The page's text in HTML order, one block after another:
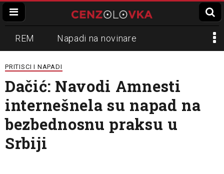
REM Napadi na novinare
Zvučni top
Propaganda Lokalni mediji
Informer Slavko Ćuruvija
PRITISCI I NAPADI
Dačić: Navodi Amnesti
internešnela su napad na
bezbednosnu praksu u
Srbiji